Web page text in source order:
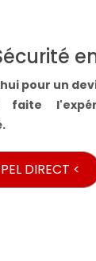
pour un
faite
DIRECT <